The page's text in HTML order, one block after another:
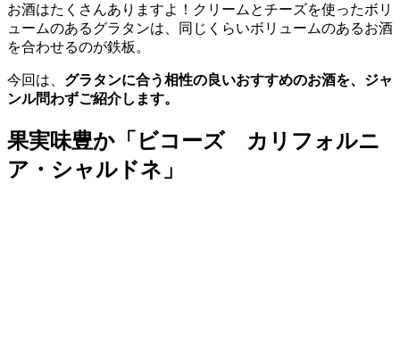
お酒はたくさんありますよ！クリームとチーズを使ったボリ
ュームのあるグラタンは、同じくらいボリュームのあるお酒
を合わせるのが鉄板。
今回は、 グラタンに合う相性の良いおすすめのお酒を、ジャ
ンル問わずご紹介します。
果実味豊か「ビコーズ カリフォルニ
ア・シャルドネ」